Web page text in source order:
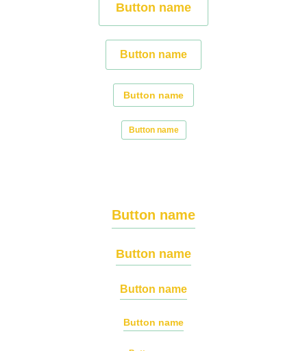
Button name
Button name
Button name
Button name
Button name
Button name
Button name
Button name